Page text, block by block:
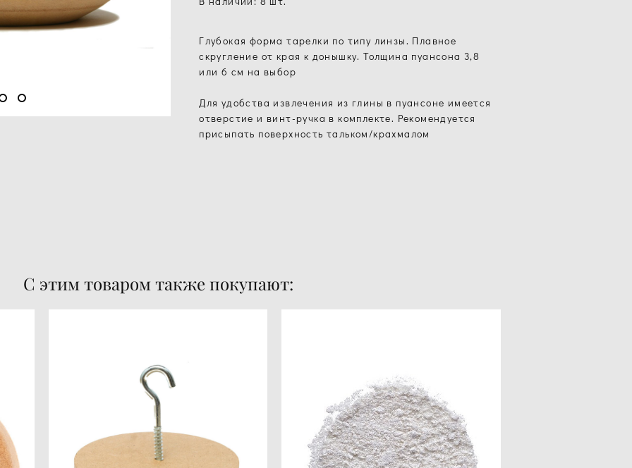
Глубокая форма тарелки по типу линзы. Плавное
скругление от края к донышку. Толщина пуансона 3,8
или 6 см на выбор
Для удобства извлечения из глины в пуансоне имеется
отверстие и винт-ручка в комплекте. Рекомендуется
присыпать поверхность тальком/крахмалом
С этим товаром также покупают: